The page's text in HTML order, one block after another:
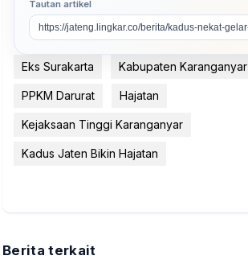
Tautan artikel
Eks Surakarta Kabupaten Karanganyar
PPKM Darurat Hajatan
Kejaksaan Tinggi Karanganyar
Kadus Jaten Bikin Hajatan
Berita terkait